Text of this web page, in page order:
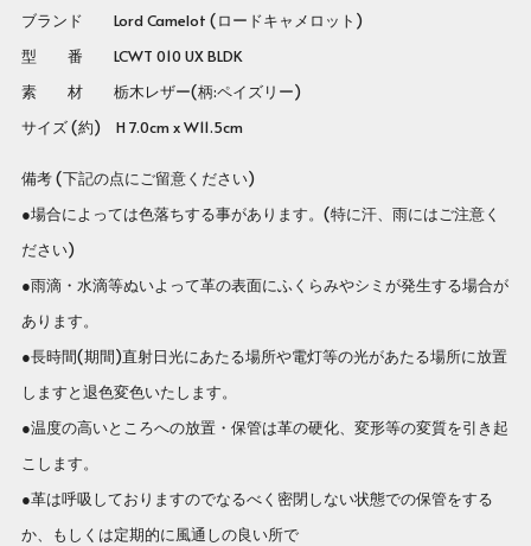
ブランド Lord Camelot (ロードキャメロット)
型 番 LCWT 010 UX BLDK
素 材 栃木レザー(柄:ペイズリー)
サイズ (約) H 7.0cm x W11.5cm
備考 (下記の点にご留意ください)
●場合によっては色落ちする事があります。(特に汗、雨にはご注意く
ださい)
●雨滴・水滴等ぬいよって革の表面にふくらみやシミが発生する場合が
あります。
●長時間(期間)直射日光にあたる場所や電灯等の光があたる場所に放置
しますと退色変色いたします。
●温度の高いところへの放置・保管は革の硬化、変形等の変質を引き起
こします。
●革は呼吸しておりますのでなるべく密閉しない状態での保管をする
か、もしくは定期的に風通しの良い所で